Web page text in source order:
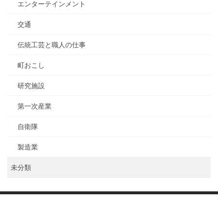
エンターテインメント
交通
伝統工芸と職人の仕事
町おこし
研究施設
第一次産業
自衛隊
製造業
未分類